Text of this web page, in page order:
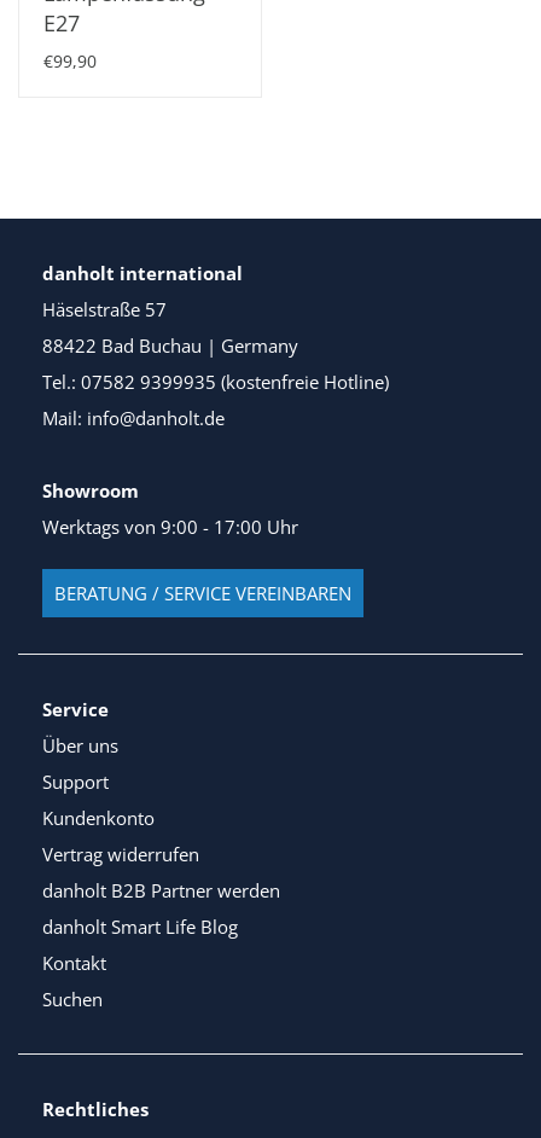
E27
€99,90
danholt international
Häselstraße 57
88422 Bad Buchau | Germany
Tel.: 07582 9399935 (kostenfreie Hotline)
Mail: info@danholt.de
Showroom
Werktags von 9:00 - 17:00 Uhr
BERATUNG / SERVICE VEREINBAREN
Service
Über uns
Support
Kundenkonto
Vertrag widerrufen
danholt B2B Partner werden
danholt Smart Life Blog
Kontakt
Suchen
Rechtliches